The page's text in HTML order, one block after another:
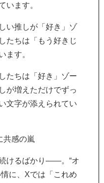
います。
い推しが「好き」ゾ
たちは「もう好きじ
ます。
たちは「好き」ゾー
が増えただけでずっ
文字が添えられてい
共感の嵐
けるばかり――。“オ
に、Xでは「これめ